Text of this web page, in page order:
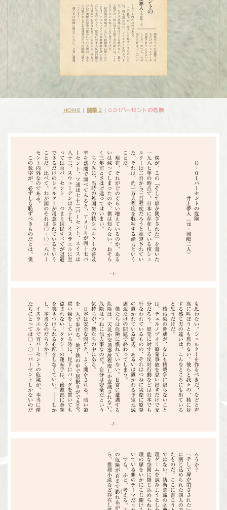
HOME | 随筆２ | 0.01パーセントの危険